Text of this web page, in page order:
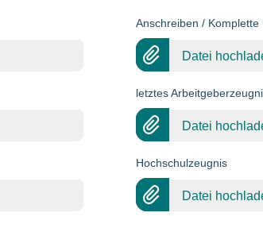
Anschreiben / Komplette
Datei
letztes
Datei
Hochschulzeugnis
Datei